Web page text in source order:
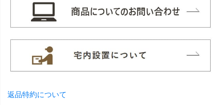
返品特約について